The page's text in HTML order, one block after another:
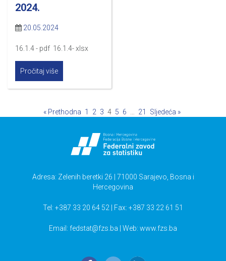
2024.
20.05.2024
16.1.4 - pdf 16.1.4- xlsx
Pročitaj više
« Prethodna 1 2 3 4 5 6 21 Sljedeća »
Adresa: Zelenih beretki 26 | 71000 Sarajevo, Bosna i
Hercegovina
Tel: +387 33 20 64 52 | Fax: +387 33 22 61 51
Email: fedstat@fzs.ba | Web: www.fzs.ba